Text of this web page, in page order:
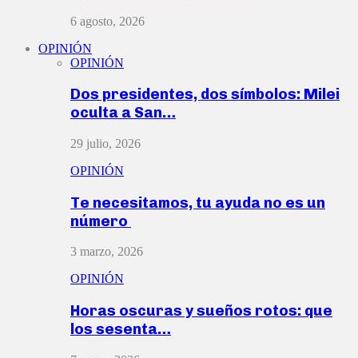
6 agosto, 2026
OPINIÓN
OPINIÓN
Dos presidentes, dos símbolos: Milei
oculta a San…
29 julio, 2026
OPINIÓN
Te necesitamos, tu ayuda no es un
número
3 marzo, 2026
OPINIÓN
Horas oscuras y sueños rotos: que
los sesenta…